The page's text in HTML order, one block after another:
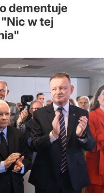
dementuje
w tej